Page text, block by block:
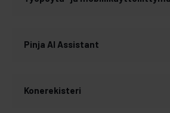
Pinja AI Assistant
Konerekisteri